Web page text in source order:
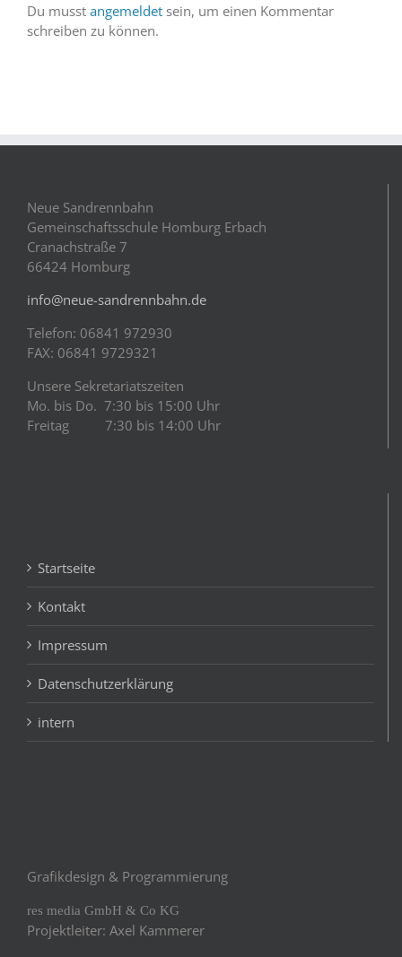
Du musst angemeldet sein, um einen Kommentar
schreiben zu können.
Neue Sandrennbahn
Gemeinschaftsschule Homburg Erbach
Cranachstraße 7
66424 Homburg
info@neue-sandrennbahn.de
Telefon: 06841 972930
FAX: 06841 9729321
Unsere Sekretariatszeiten
Mo. bis Do. 7:30 bis 15:00 Uhr
Freitag 7:30 bis 14:00 Uhr
Startseite
Kontakt
Impressum
Datenschutzerklärung
intern
Grafikdesign & Programmierung
res media GmbH & Co KG
Projektleiter: Axel Kammerer